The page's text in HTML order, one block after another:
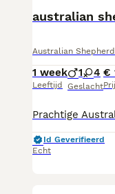
australian
Australian Shepherd
1 week
Leeftijd
1 4
Geslacht
€
Id Geverifieerd
Echt